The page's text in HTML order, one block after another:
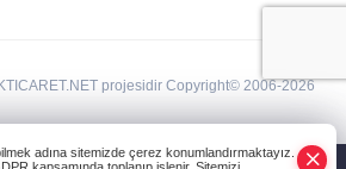
projesidir Copyright© 2006-2026
adına sitemizde çerez konumlandırmaktayız.